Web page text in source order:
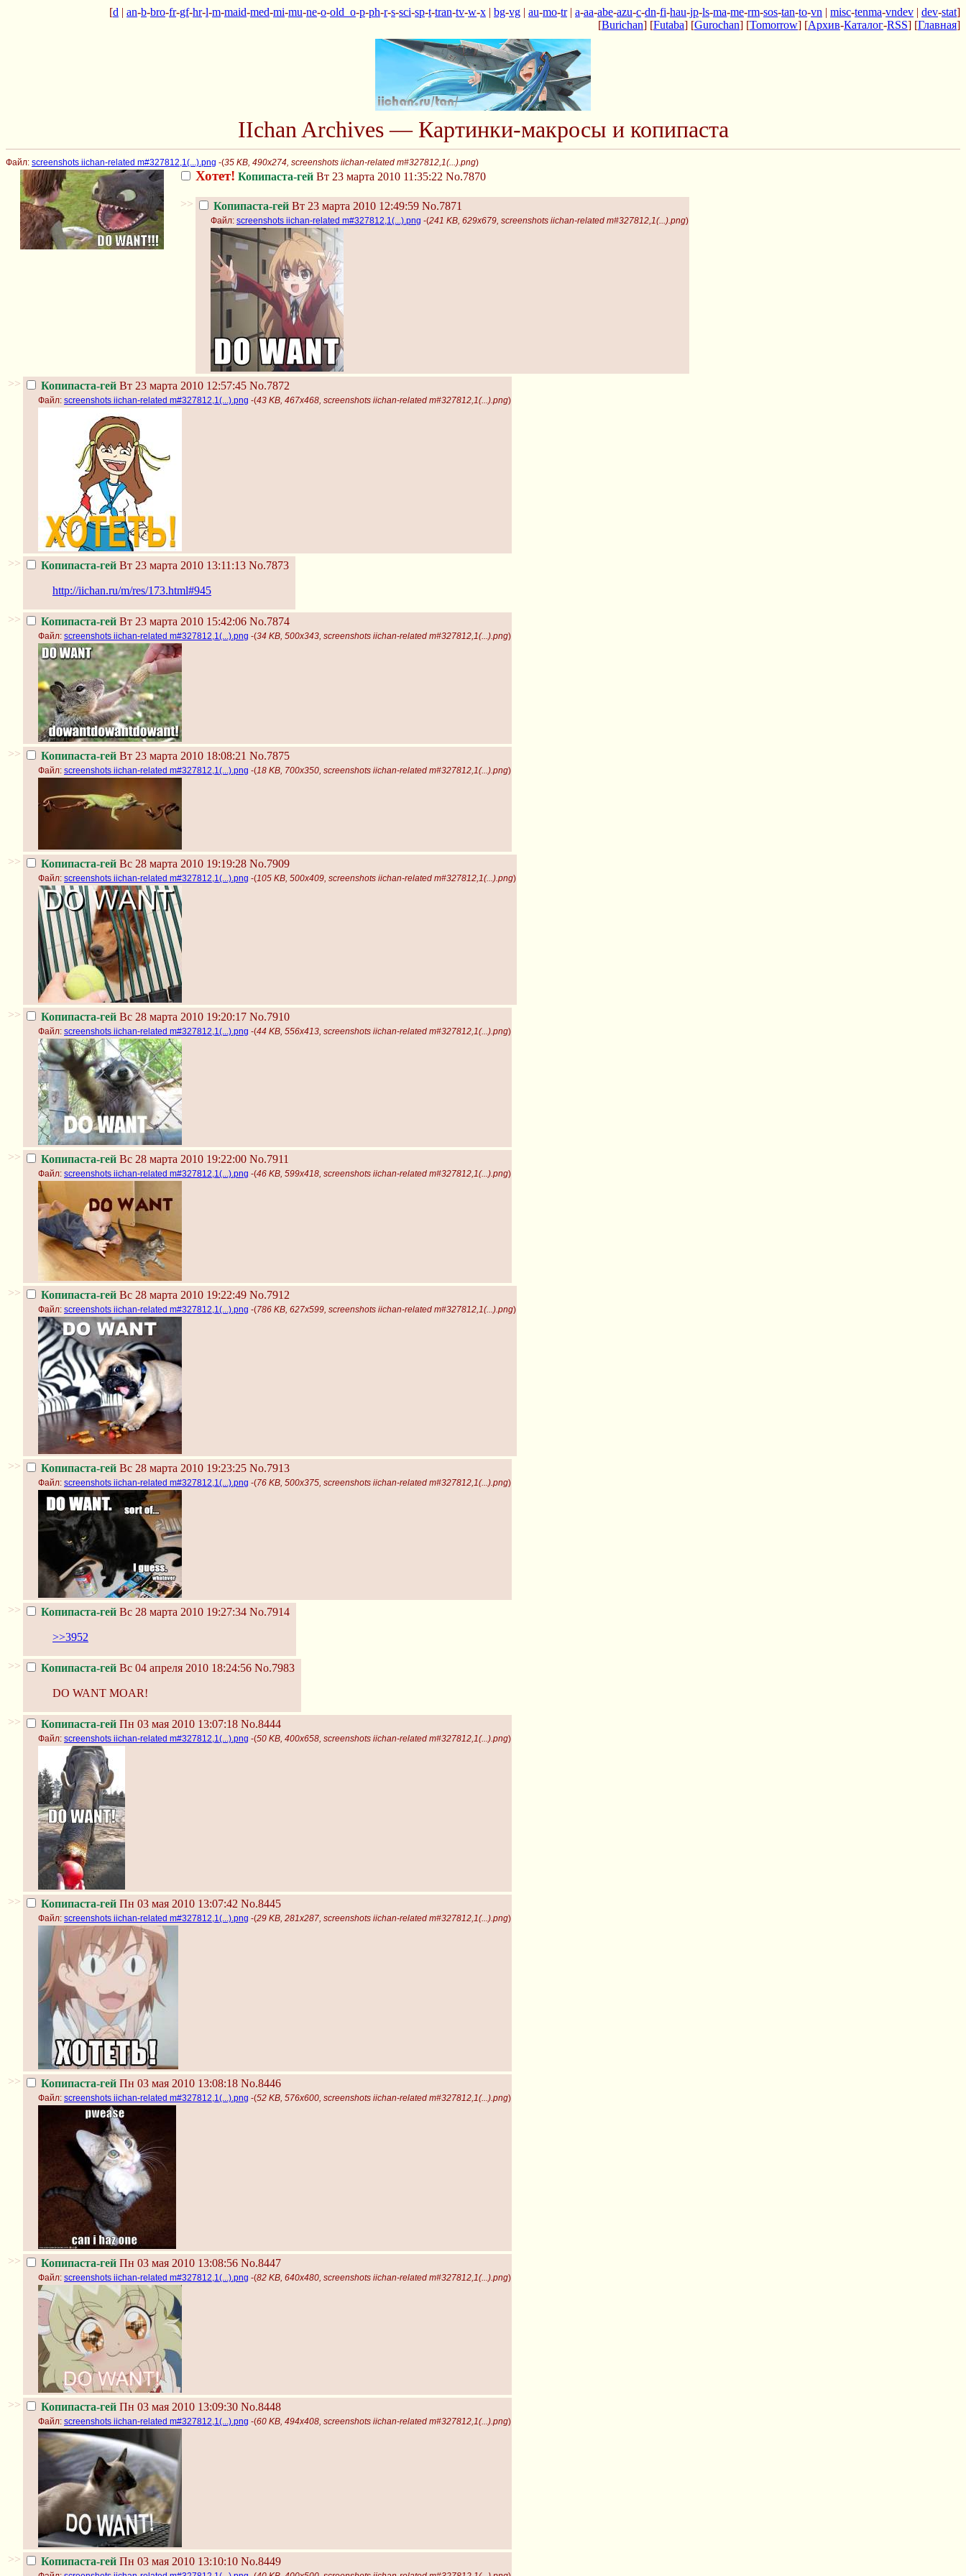
[d | an-b-bro-fr-gf-hr-l-m-maid-med-mi-mu-ne-o-old_o-p-ph-r-s-sci-sp-t-tran-tv-w-x | bg-vg | au-mo-tr| a-aa-abe-azu-c-dn-fi-hau-jp-ls-ma-me-rm-sos-tan-to-vn | misc-tenma-vndev | dev-stat]
[Burichan] [Futaba] [Gurochan] [Tomorrow] [Архив-Каталог-RSS] [Главная]
IIchan Archives — Картинки-макросы и копипаста
Файл: screenshots iichan-related m#327812,1(...).png -(35 KB, 490x274, screenshots iichan-related m#327812,1(...).png)
Хотет! Копипаста-гей Вт 23 марта 2010 11:35:22 No.7870
>> Копипаста-гей Вт 23 марта 2010 12:49:59 No.7871
Файл: screenshots iichan-related m#327812,1(...).png -(241 KB, 629x679, screenshots iichan-related m#327812,1(...).png)
>> Копипаста-гей Вт 23 марта 2010 12:57:45 No.7872
Файл: screenshots iichan-related m#327812,1(...).png -(43 KB, 467x468, screenshots iichan-related m#327812,1(...).png)
>> Копипаста-гей Вт 23 марта 2010 13:11:13 No.7873
http://iichan.ru/m/res/173.html#945
>> Копипаста-гей Вт 23 марта 2010 15:42:06 No.7874
Файл: screenshots iichan-related m#327812,1(...).png -(34 KB, 500x343, screenshots iichan-related m#327812,1(...).png)
>> Копипаста-гей Вт 23 марта 2010 18:08:21 No.7875
Файл: screenshots iichan-related m#327812,1(...).png -(18 KB, 700x350, screenshots iichan-related m#327812,1(...).png)
>> Копипаста-гей Вс 28 марта 2010 19:19:28 No.7909
Файл: screenshots iichan-related m#327812,1(...).png -(105 KB, 500x409, screenshots iichan-related m#327812,1(...).png)
>> Копипаста-гей Вс 28 марта 2010 19:20:17 No.7910
Файл: screenshots iichan-related m#327812,1(...).png -(44 KB, 556x413, screenshots iichan-related m#327812,1(...).png)
>> Копипаста-гей Вс 28 марта 2010 19:22:00 No.7911
Файл: screenshots iichan-related m#327812,1(...).png -(46 KB, 599x418, screenshots iichan-related m#327812,1(...).png)
>> Копипаста-гей Вс 28 марта 2010 19:22:49 No.7912
Файл: screenshots iichan-related m#327812,1(...).png -(786 KB, 627x599, screenshots iichan-related m#327812,1(...).png)
>> Копипаста-гей Вс 28 марта 2010 19:23:25 No.7913
Файл: screenshots iichan-related m#327812,1(...).png -(76 KB, 500x375, screenshots iichan-related m#327812,1(...).png)
>> Копипаста-гей Вс 28 марта 2010 19:27:34 No.7914
>>3952
>> Копипаста-гей Вс 04 апреля 2010 18:24:56 No.7983
DO WANT MOAR!
>> Копипаста-гей Пн 03 мая 2010 13:07:18 No.8444
Файл: screenshots iichan-related m#327812,1(...).png -(50 KB, 400x658, screenshots iichan-related m#327812,1(...).png)
>> Копипаста-гей Пн 03 мая 2010 13:07:42 No.8445
Файл: screenshots iichan-related m#327812,1(...).png -(29 KB, 281x287, screenshots iichan-related m#327812,1(...).png)
>> Копипаста-гей Пн 03 мая 2010 13:08:18 No.8446
Файл: screenshots iichan-related m#327812,1(...).png -(52 KB, 576x600, screenshots iichan-related m#327812,1(...).png)
>> Копипаста-гей Пн 03 мая 2010 13:08:56 No.8447
Файл: screenshots iichan-related m#327812,1(...).png -(82 KB, 640x480, screenshots iichan-related m#327812,1(...).png)
>> Копипаста-гей Пн 03 мая 2010 13:09:30 No.8448
Файл: screenshots iichan-related m#327812,1(...).png -(60 KB, 494x408, screenshots iichan-related m#327812,1(...).png)
>> Копипаста-гей Пн 03 мая 2010 13:10:10 No.8449